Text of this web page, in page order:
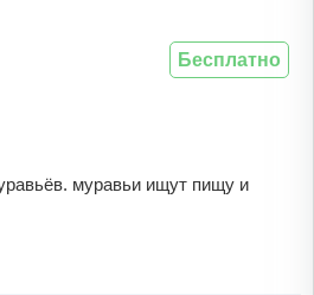
муравьи ищут пищу и
Бесплатно